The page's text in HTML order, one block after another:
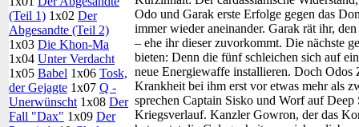
(Teil 1) 1x02 Der
Abgesandte (Teil 2)
1x03 Die Khon-Ma
1x04 Unter Verdacht
1x05 Babel 1x06 Tosk,
der Gejagte 1x07 Q -
Unerwünscht 1x08 Der
Fall "Dax" 1x09 Der
Odo und Garak erste Erfolge gegen das
immer wieder aneinander. Garak rät ihr,
– ehe ihr dieser zuvorkommt. Die nächste
bieten: Denn die fünf schleichen sich auf
neue Energiewaffe installieren. Doch
Krankheit bei ihm erst vor etwas mehr als
sprechen Captain Sisko und Worf auf
Kriegsverlauf. Kanzler Gowron, der das